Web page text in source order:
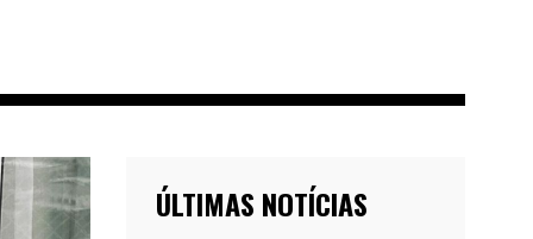
ÚLTIMAS NOTÍCIAS